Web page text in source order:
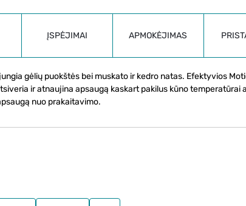
ĮSPĖJIMAI APMOKĖJIMAS
gėlių puokštės bei muskato ir kedro natas. Efektyvios
ir atnaujina apsaugą kaskart pakilus kūno temperatūrai
nuo prakaitavimo.